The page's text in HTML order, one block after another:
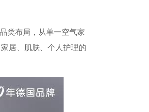
类布局，从单一空气家
居、肌肤、个人护理的